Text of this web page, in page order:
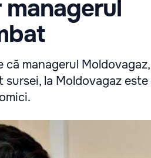
managerul
la Moldovagaz